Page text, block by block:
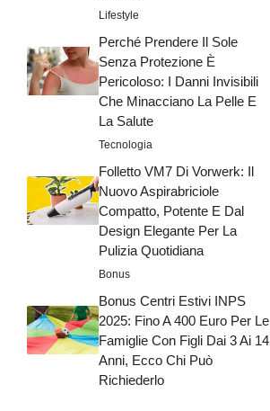
Lifestyle
Perché Prendere Il Sole
Senza Protezione È
Pericoloso: I Danni Invisibili
Che Minacciano La Pelle E
La Salute
Tecnologia
Folletto VM7 Di Vorwerk: Il
Nuovo Aspirabriciole
Compatto, Potente E Dal
Design Elegante Per La
Pulizia Quotidiana
Bonus
Bonus Centri Estivi INPS
2025: Fino A 400 Euro Per Le
Famiglie Con Figli Dai 3 Ai 14
Anni, Ecco Chi Può
Richiederlo